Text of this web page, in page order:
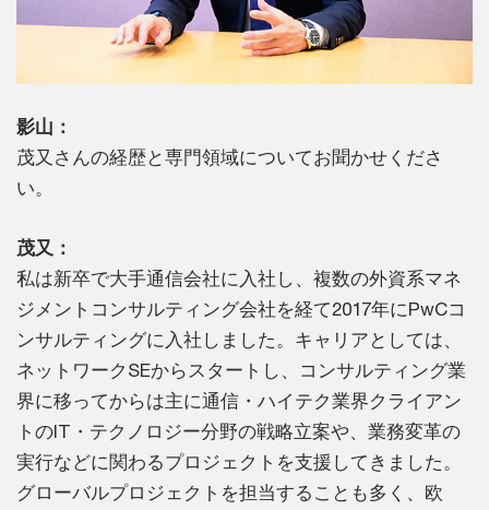
影山：
茂又さんの経歴と専門領域についてお聞かせくださ
い。
茂又：
私は新卒で大手通信会社に入社し、複数の外資系マネ
ジメントコンサルティング会社を経て2017年にPwCコ
ンサルティングに入社しました。キャリアとしては、
ネットワークSEからスタートし、コンサルティング業
界に移ってからは主に通信・ハイテク業界クライアン
トのIT・テクノロジー分野の戦略立案や、業務変革の
実行などに関わるプロジェクトを支援してきました。
グローバルプロジェクトを担当することも多く、欧